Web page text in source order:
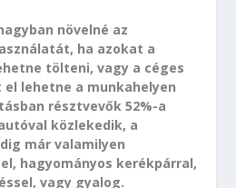
növelné az
ha azokat a
tölteni, vagy a céges
lehetne a munkahelyen
résztvevők 52%-a
közlekedik, a
már valamilyen
hagyományos kerékpárral,
vagy gyalog.